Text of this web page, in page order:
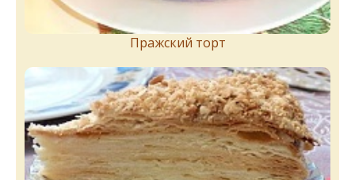
Пражский торт